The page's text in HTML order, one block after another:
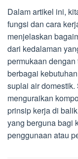
Dalam artikel ini,
fungsi dan cara
menjelaskan
dari kedalaman
permukaan
berbagai
suplai air
menguraikan
prinsip kerja di
yang berguna bagi
penggunaan atau